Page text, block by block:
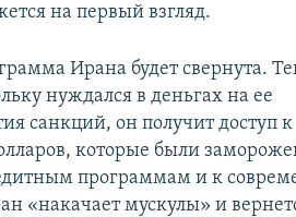
на первый взгляд.
Ирана будет свернута.
нуждался в деньгах на ее
санкций, он получит доступ к
которые были
программам и к
«накачает мускулы» и